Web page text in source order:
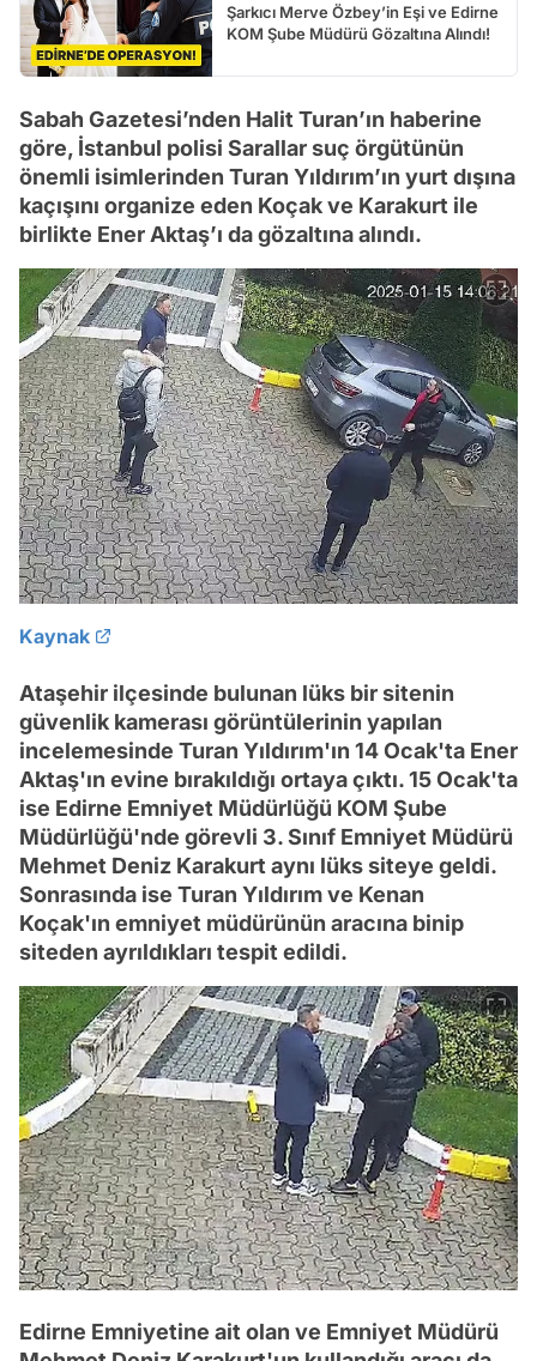
Şarkıcı Merve Özbey’in Eşi ve Edirne
KOM Şube Müdürü Gözaltına Alındı!
Sabah Gazetesi’nden Halit Turan’ın haberine
göre, İstanbul polisi Sarallar suç örgütünün
önemli isimlerinden Turan Yıldırım’ın yurt dışına
kaçışını organize eden Koçak ve Karakurt ile
birlikte Ener Aktaş’ı da gözaltına alındı.
Kaynak
Ataşehir ilçesinde bulunan lüks bir sitenin
güvenlik kamerası görüntülerinin yapılan
incelemesinde Turan Yıldırım'ın 14 Ocak'ta Ener
Aktaş'ın evine bırakıldığı ortaya çıktı. 15 Ocak'ta
ise Edirne Emniyet Müdürlüğü KOM Şube
Müdürlüğü'nde görevli 3. Sınıf Emniyet Müdürü
Mehmet Deniz Karakurt aynı lüks siteye geldi.
Sonrasında ise Turan Yıldırım ve Kenan
Koçak'ın emniyet müdürünün aracına binip
siteden ayrıldıkları tespit edildi.
Edirne Emniyetine ait olan ve Emniyet Müdürü